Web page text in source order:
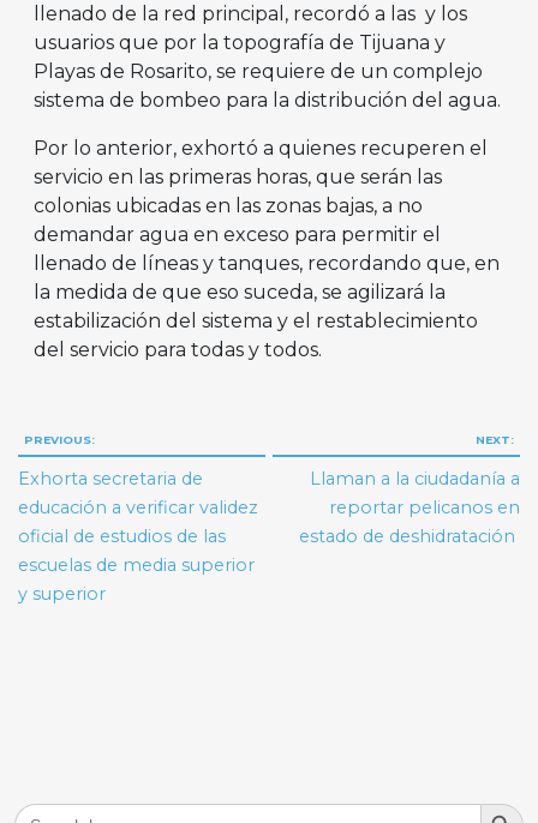
llenado de la red principal, recordó a las y los
usuarios que por la topografía de Tijuana y
Playas de Rosarito, se requiere de un complejo
sistema de bombeo para la distribución del agua.
Por lo anterior, exhortó a quienes recuperen el
servicio en las primeras horas, que serán las
colonias ubicadas en las zonas bajas, a no
demandar agua en exceso para permitir el
llenado de líneas y tanques, recordando que, en
la medida de que eso suceda, se agilizará la
estabilización del sistema y el restablecimiento
del servicio para todas y todos.
Navegación
de
entradas
PREVIOUS:
Exhorta secretaria de
educación a verificar validez
oficial de estudios de las
escuelas de media superior
y superior
NEXT:
Llaman a la ciudadanía a
reportar pelicanos en
estado de deshidratación
Search
Search